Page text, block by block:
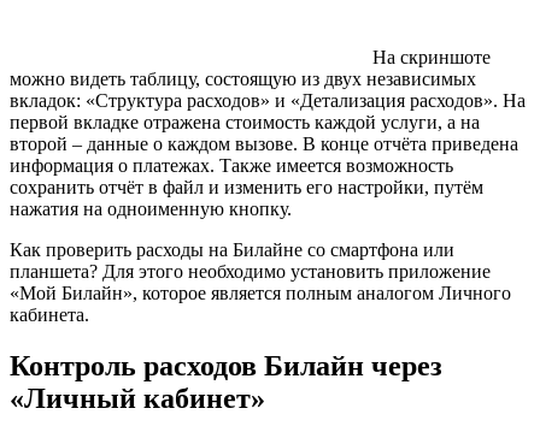
На скриншоте
можно видеть таблицу, состоящую из двух независимых
вкладок: «Структура расходов» и «Детализация расходов». На
первой вкладке отражена стоимость каждой услуги, а на
второй – данные о каждом вызове. В конце отчёта приведена
информация о платежах. Также имеется возможность
сохранить отчёт в файл и изменить его настройки, путём
нажатия на одноименную кнопку.
Как проверить расходы на Билайне со смартфона или
планшета? Для этого необходимо установить приложение
«Мой Билайн», которое является полным аналогом Личного
кабинета.
Контроль расходов Билайн через
«Личный кабинет»